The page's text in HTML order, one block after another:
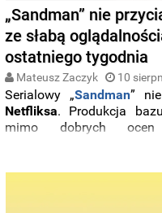
„Sandman” nie
ze słabą
ostatniego tygodnia
Mateusz Zaczyk 10
Serialowy „Sandman”
Netfliksa. Produkcja
mimo dobrych
natomiast wyjątkowo
romantyczny „